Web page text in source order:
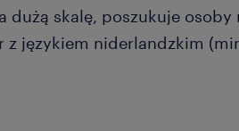
dużą skalę, poszukuje osoby
z językiem niderlandzkim